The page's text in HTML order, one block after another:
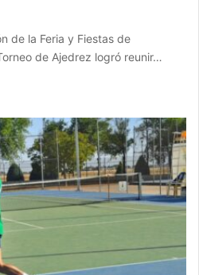
de la Feria y Fiestas de
de Ajedrez logró reunir…